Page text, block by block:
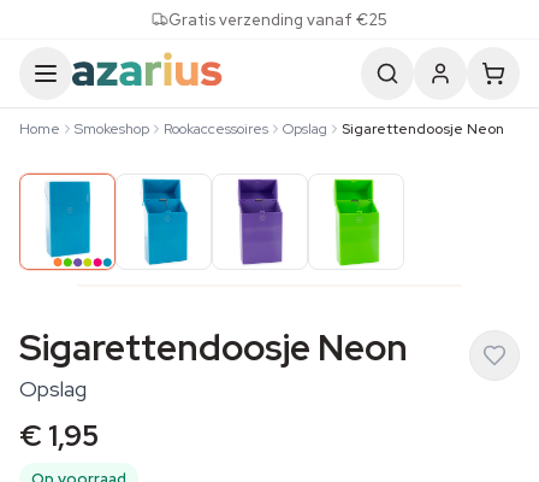
Gratis verzending vanaf €25
Home Smokeshop Rookaccessoires Opslag Sigarettendoosje Neon
Sigarettendoosje Neon
Opslag
€ 1,95